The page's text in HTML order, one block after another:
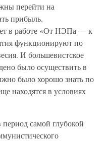
перейти на
прибыль.
в работе «От НЭПа — к
функционируют по
И большевистское
было осуществить в
было хорошо знать по
находятся в условиях
самой глубокой